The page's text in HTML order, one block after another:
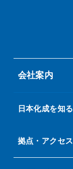
会社案内
日本化成を知る
拠点・アクセス